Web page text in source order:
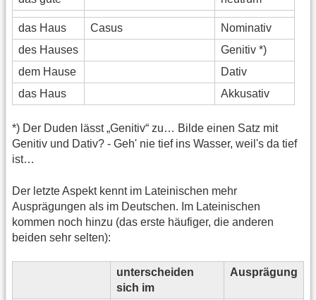
das Haus Casus
Nominativ
des Hauses
Genitiv *)
dem Hause
Dativ
das Haus
Akkusativ
*) Der Duden lässt „Genitiv“ zu… Bilde einen Satz mit
Genitiv und Dativ? - Geh' nie tief ins Wasser, weil's da tief
ist…
Der letzte Aspekt kennt im Lateinischen mehr
Ausprägungen als im Deutschen. Im Lateinischen
kommen noch hinzu (das erste häufiger, die anderen
beiden sehr selten):
unterscheiden
sich im
Ausprägung